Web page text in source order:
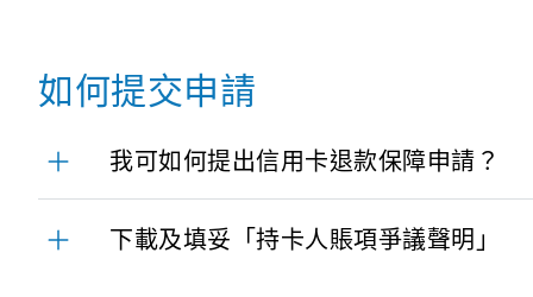
如何提交申請
我可如何提出信用卡退款保障申請？
下載及填妥「持卡人賬項爭議聲明」